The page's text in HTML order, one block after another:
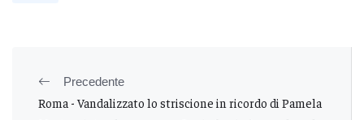
Precedente
Roma - Vandalizzato lo striscione in ricordo di Pamela